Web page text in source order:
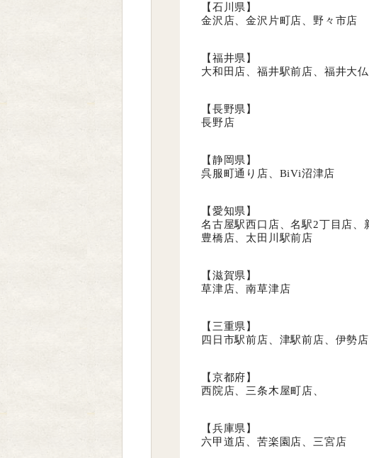
【石川県】
金沢店、金沢片町店、野々市店
【福井県】
大和田店、福井駅前店、福井大
【長野県】
長野店
【静岡県】
呉服町通り店、BiVi沼津店
【愛知県】
名古屋駅西口店、名駅2丁目店、
豊橋店、太田川駅前店
【滋賀県】
草津店、南草津店
【三重県】
四日市駅前店、津駅前店、伊勢店
【京都府】
西院店、三条木屋町店、
【兵庫県】
六甲道店、苦楽園店、三宮店